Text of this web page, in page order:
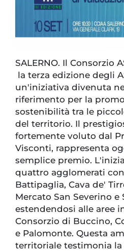
SALERNO. Il Consorzio
la terza edizione degli
un'iniziativa divenuta
riferimento per la
sostenibilità tra le
del territorio. Il
fortemente voluto dal
Visconti, rappresenta
semplice premio.
quattro agglomerati
Battipaglia, Cava de'
Mercato San Severino e
estendendosi alle aree
Consorzio di Buccino,
e Palomonte. Questa
territoriale testimonia